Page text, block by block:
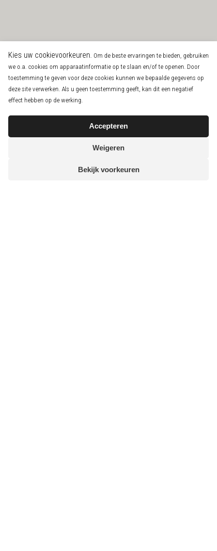
Kies uw cookievoorkeuren. Om de beste ervaringen te bieden, gebruiken
we o.a. cookies om apparaatinformatie op te slaan en/of te openen. Door
toestemming te geven voor deze cookies kunnen we bepaalde gegevens op
deze site verwerken. Als u geen toestemming geeft, kan dit een negatief
effect hebben op de werking.
Accepteren
Weigeren
Bekijk voorkeuren